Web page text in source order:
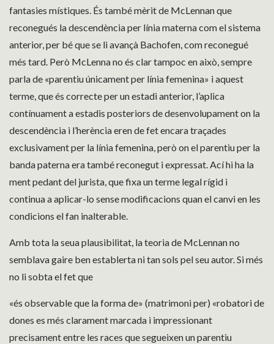
fantasies místiques. És també mèrit de McLennan que
reconegués la descendència per línia materna com el sistema
anterior, per bé que se li avançà Bachofen, com reconegué
més tard. Però McLenna no és clar tampoc en això, sempre
parla de «parentiu únicament per línia femenina» i aquest
terme, que és correcte per un estadi anterior, l’aplica
contínuament a estadis posteriors de desenvolupament on la
descendència i l’herència eren de fet encara traçades
exclusivament per la línia femenina, però on el parentiu per la
banda paterna era també reconegut i expressat. Ací hi ha la
ment pedant del jurista, que fixa un terme legal rígid i
continua a aplicar-lo sense modificacions quan el canvi en les
condicions el fan inalterable.
Amb tota la seua plausibilitat, la teoria de McLennan no
semblava gaire ben establerta ni tan sols pel seu autor. Si més
no li sobta el fet que
«és observable que la forma de» (matrimoni per) «robatori de
dones es més clarament marcada i impressionant
precisament entre les races que segueixen un parentiu